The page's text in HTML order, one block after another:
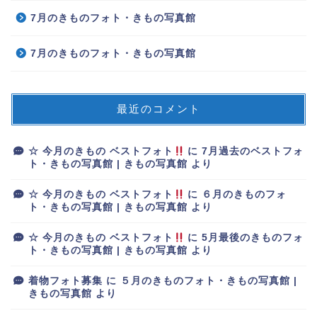
7月のきものフォト・きもの写真館
7月のきものフォト・きもの写真館
最近のコメント
☆ 今月のきもの ベストフォト に7月過去のベストフォ
ト・きもの写真館 | きもの写真館 より
☆ 今月のきもの ベストフォト に ６月のきものフォ
ト・きもの写真館 | きもの写真館 より
☆ 今月のきもの ベストフォト に5月最後のきものフォ
ト・きもの写真館 | きもの写真館 より
着物フォト募集 に ５月のきものフォト・きもの写真館 |
きもの写真館 より